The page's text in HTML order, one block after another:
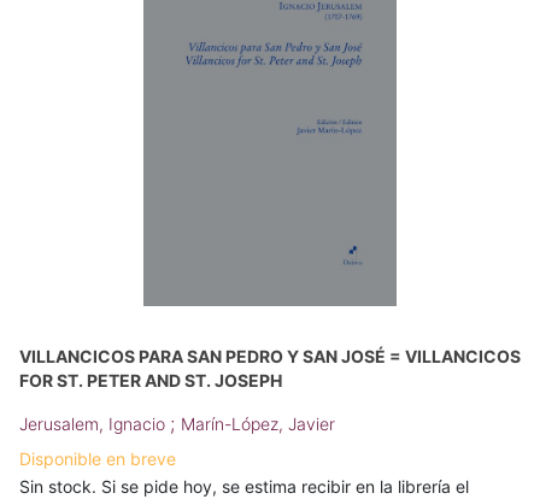
VILLANCICOS PARA SAN PEDRO Y SAN JOSÉ = VILLANCICOS
FOR ST. PETER AND ST. JOSEPH
Jerusalem, Ignacio ; Marín-López, Javier
Disponible en breve
Sin stock. Si se pide hoy, se estima recibir en la librería el